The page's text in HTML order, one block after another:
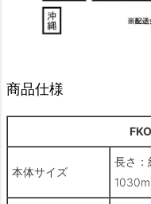
商品仕様
本体サイズ
長さ：